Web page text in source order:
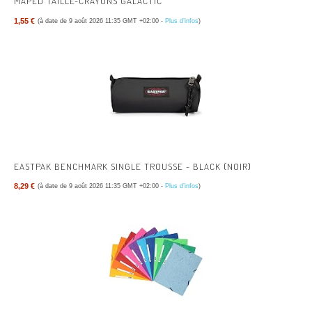
1,55 € (à date de 9 août 2026 11:35 GMT +02:00 - Plus d’infos)
EASTPAK BENCHMARK SINGLE TROUSSE - BLACK (NOIR)
8,29 € (à date de 9 août 2026 11:35 GMT +02:00 - Plus d’infos)